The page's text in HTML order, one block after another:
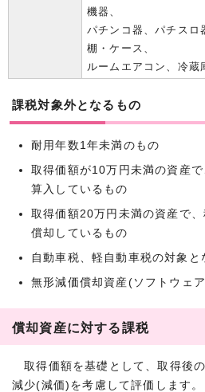
機器、
パチンコ器、パチスロ
棚・ケース、
ルームエアコン、冷蔵
課税対象外となるもの
耐用年数1年未満のもの
取得価額が10万円未満の資産
算入しているもの
取得価額20万円未満の資産で
償却しているもの
自動車税、軽自動車税の対象と
無形減価償却資産(ソフトウェ
償却資産に対する課税
取得価額を基礎として、取得後
減少(減価)を考慮して評価します。